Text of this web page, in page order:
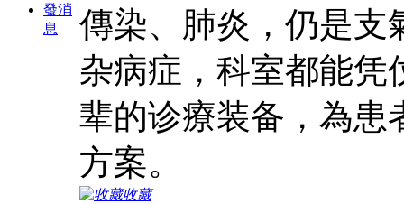
發消
息
傳染、肺炎，仍是支
杂病症，科室都能凭
辈的诊療装备，為患
方案。
收藏